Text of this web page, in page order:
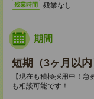
残業時間 残業なし
期間
短期（3ヶ月以内
【現在も積極採用中！
も相談可能です！